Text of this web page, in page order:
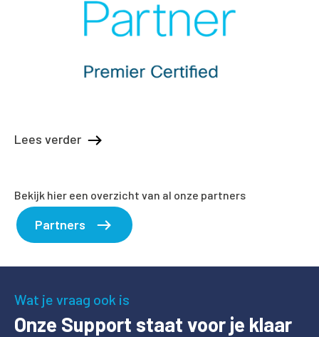
Lees verder
Bekijk hier een overzicht van al onze partners
Partners
Wat je vraag ook is
Onze Support staat voor je klaar